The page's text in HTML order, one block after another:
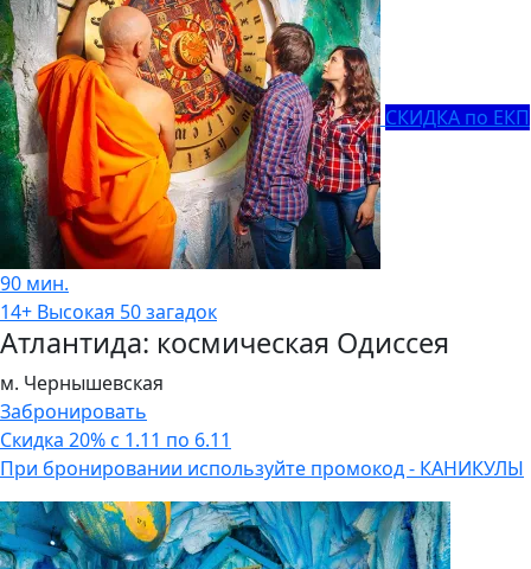
СКИДКА по ЕКП
90 мин.
14+ Высокая 50 загадок
Атлантида: космическая Одиссея
м. Чернышевская
Забронировать
Скидка 20% с 1.11 по 6.11
При бронировании используйте промокод - КАНИКУЛЫ